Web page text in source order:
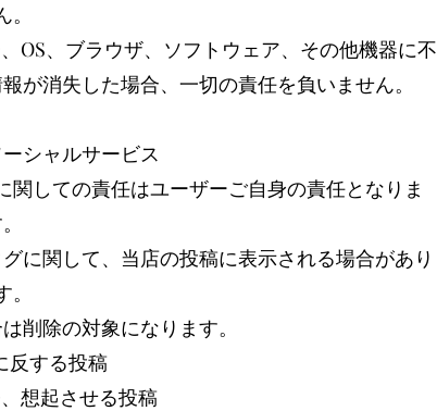
OS、ブラウザ、ソフトウェア、その他機器に不
が消失した場合、一切の責任を負いません。
シャルサービス
関しての責任はユーザーご自身の責任となりま
に関して、当店の投稿に表示される場合があり
。
削除の対象になります。
反する投稿
想起させる投稿